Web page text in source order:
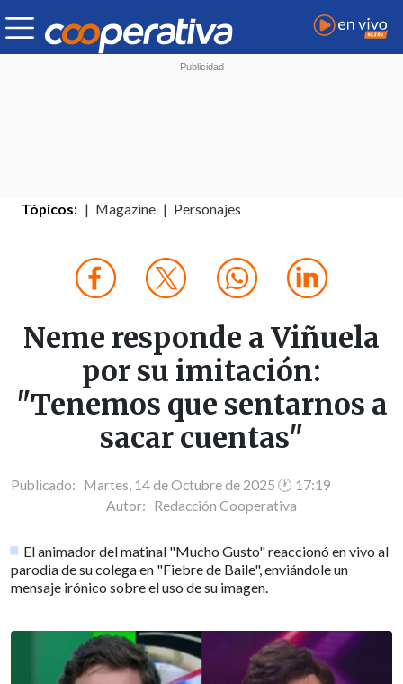
Tópicos: Magazine Personajes
Neme responde a Viñuela
por su imitación:
"Tenemos que sentarnos a
sacar cuentas"
Publicado: Martes, 14 de Octubre de 2025 🕐 17:19
Autor: Redacción Cooperativa
El animador del matinal "Mucho Gusto" reaccionó en vivo al
parodia de su colega en "Fiebre de Baile", enviándole un
mensaje irónico sobre el uso de su imagen.